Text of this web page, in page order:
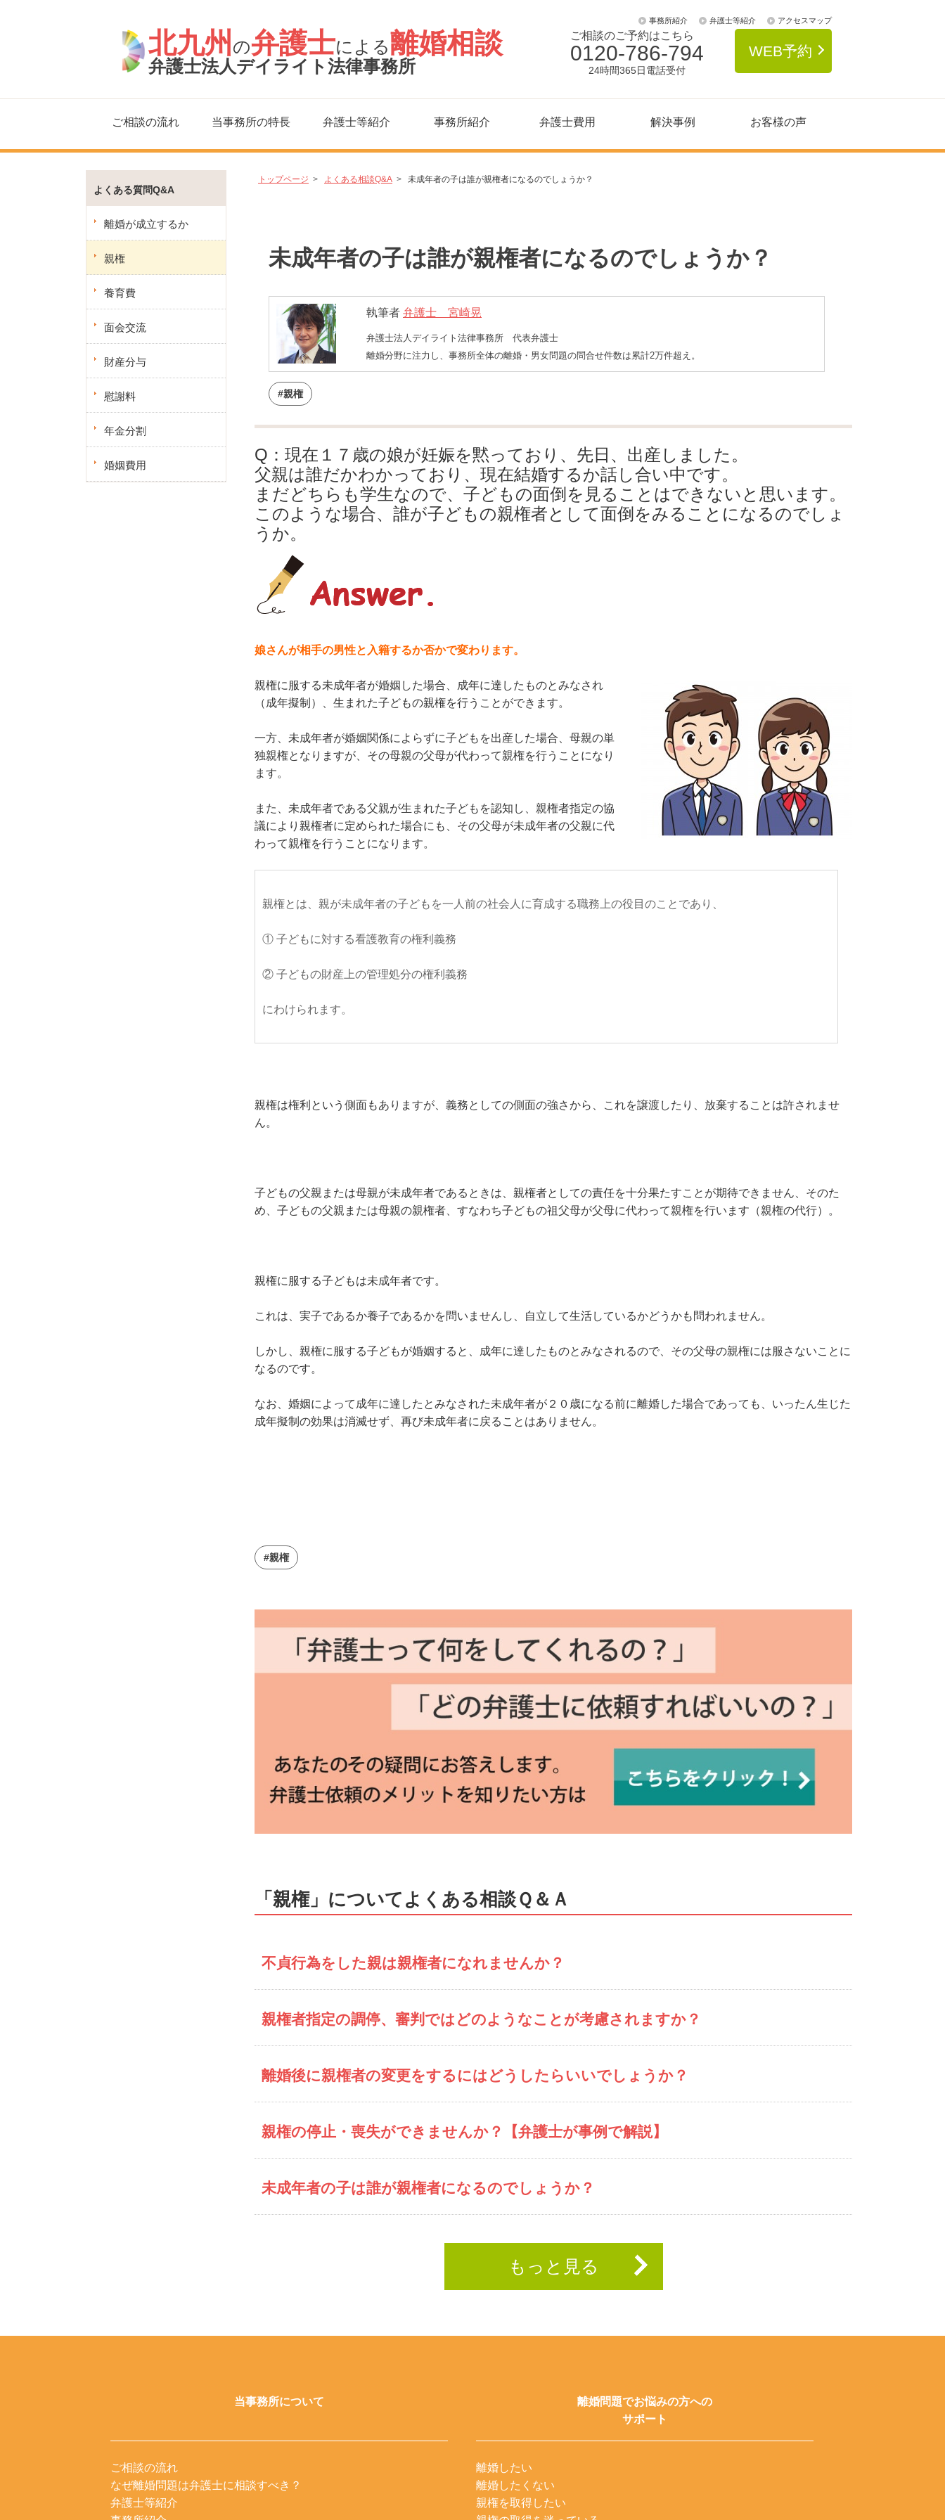
北九州 の弁護士による離婚相談
弁護士法人デイライト法律事務所
ご相談のご予約はこちら
0120-786-794
24時間365日電話受付
WEB予約
事務所紹介 弁護士等紹介 アクセスマップ
ご相談の流れ 当事務所の特長 弁護士等紹介 事務所紹介 弁護士費用 解決事例 お客様の声
トップページ よくある相談Q&A 未成年者の子は誰が親権者になるのでしょうか？
未成年者の子は誰が親権者になるのでしょうか？
執筆者 弁護士 宮崎晃
弁護士法人デイライト法律事務所 代表弁護士
離婚分野に注力し、事務所全体の離婚・男女問題の問合せ件数は累計2万件超え。
#親権
Q：現在１７歳の娘が妊娠を黙っており、先日、出産しました。
父親は誰だかわかっており、現在結婚するか話し合い中です。
まだどちらも学生なので、子どもの面倒を見ることはできないと思います。
このような場合、誰が子どもの親権者として面倒をみることになるのでしょ
うか。
娘さんが相手の男性と入籍するか否かで変わります。
親権に服する未成年者が婚姻した場合、成年に達したものとみなされ
（成年擬制）、生まれた子どもの親権を行うことができます。
一方、未成年者が婚姻関係によらずに子どもを出産した場合、母親の単
独親権となりますが、その母親の父母が代わって親権を行うことになり
ます。
また、未成年者である父親が生まれた子どもを認知し、親権者指定の協
議により親権者に定められた場合にも、その父母が未成年者の父親に代
わって親権を行うことになります。
親権とは、親が未成年者の子どもを一人前の社会人に育成する職務上の役目のことであり、
① 子どもに対する看護教育の権利義務
② 子どもの財産上の管理処分の権利義務
にわけられます。
親権は権利という側面もありますが、義務としての側面の強さから、これを譲渡したり、放棄することは許されませ
ん。
子どもの父親または母親が未成年者であるときは、親権者としての責任を十分果たすことが期待できません、そのた
め、子どもの父親または母親の親権者、すなわち子どもの祖父母が父母に代わって親権を行います（親権の代行）。
親権に服する子どもは未成年者です。
これは、実子であるか養子であるかを問いませんし、自立して生活しているかどうかも問われません。
しかし、親権に服する子どもが婚姻すると、成年に達したものとみなされるので、その父母の親権には服さないことに
なるのです。
なお、婚姻によって成年に達したとみなされた未成年者が２０歳になる前に離婚した場合であっても、いったん生じた
成年擬制の効果は消滅せず、再び未成年者に戻ることはありません。
#親権
「親権」についてよくある相談Ｑ＆Ａ
不貞行為をした親は親権者になれませんか？
親権者指定の調停、審判ではどのようなことが考慮されますか？
離婚後に親権者の変更をするにはどうしたらいいでしょうか？
親権の停止・喪失ができませんか？【弁護士が事例で解説】
未成年者の子は誰が親権者になるのでしょうか？
もっと見る
よくある質問Q&A
離婚が成立するか
親権
養育費
面会交流
財産分与
慰謝料
年金分割
婚姻費用
当事務所について
ご相談の流れ
なぜ離婚問題は弁護士に相談すべき？
弁護士等紹介
離婚問題でお悩みの方への
サポート
離婚したい
離婚したくない
親権を取得したい